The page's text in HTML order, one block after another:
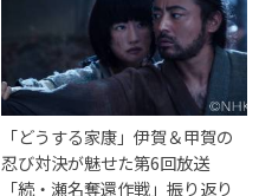
「どうする家康」伊賀＆甲賀の
忍び対決が魅せた第6回放送
「続・瀬名奪還作戦」振り返り